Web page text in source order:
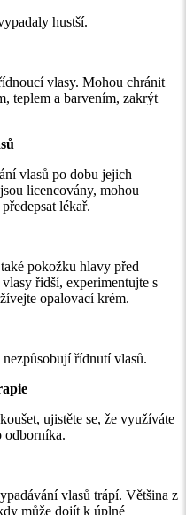
hustší.
vlasy. Mohou chránit
teplem a barvením, zakrýt
vlasů po dobu jejich
licencovány, mohou
lékař.
pokožku hlavy před
řidší, experimentujte s
opalovací krém.
řídnutí vlasů.
ujistěte se, že využíváte
odborníka.
vlasů trápí. Většina z
může dojít k úplné